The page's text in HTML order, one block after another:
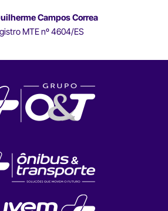
Campos Correa
MTE nº 4604/ES